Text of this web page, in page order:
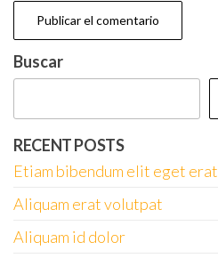
Buscar
RECENT POSTS
Etiam bibendum elit eget erat
Aliquam erat volutpat
Aliquam id dolor